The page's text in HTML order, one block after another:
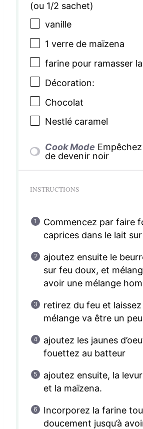
(ou 1/2 sachet)
vanille
1 verre de maïzena
farine pour ramasser
Décoration:
Chocolat
Nestlé caramel
Cook Mode
de devenir noir
INSTRUCTIONS
Commencez par faire
caprices dans le lait
ajoutez ensuite le
sur feu doux, et
avoir une mélange
retirez du feu et
mélange va être un
ajoutez les jaunes
fouettez au batteur
ajoutez ensuite, la
et la maïzena.
Incorporez la farine
doucement jusqu’à